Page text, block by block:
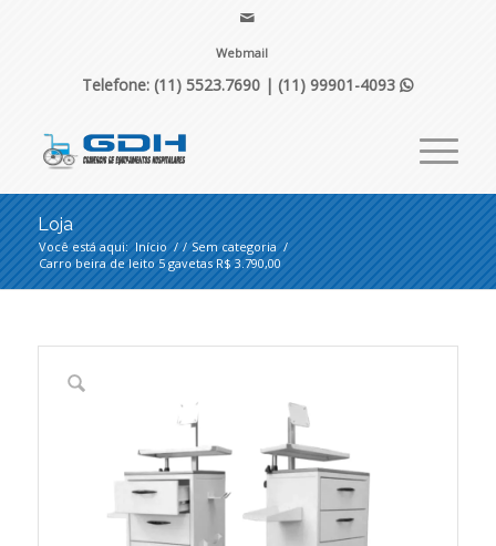
Webmail
Telefone: (11) 5523.7690 |(11) 99901-4093
Loja
Você está aqui: Início / / Sem categoria /
Carro beira de leito 5 gavetas R$ 3.790,00